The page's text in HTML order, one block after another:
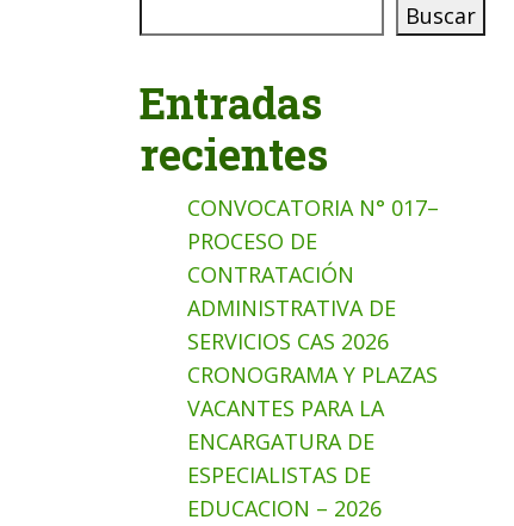
Buscar
Entradas
recientes
CONVOCATORIA N° 017–
PROCESO DE
CONTRATACIÓN
ADMINISTRATIVA DE
SERVICIOS CAS 2026
CRONOGRAMA Y PLAZAS
VACANTES PARA LA
ENCARGATURA DE
ESPECIALISTAS DE
EDUCACION – 2026